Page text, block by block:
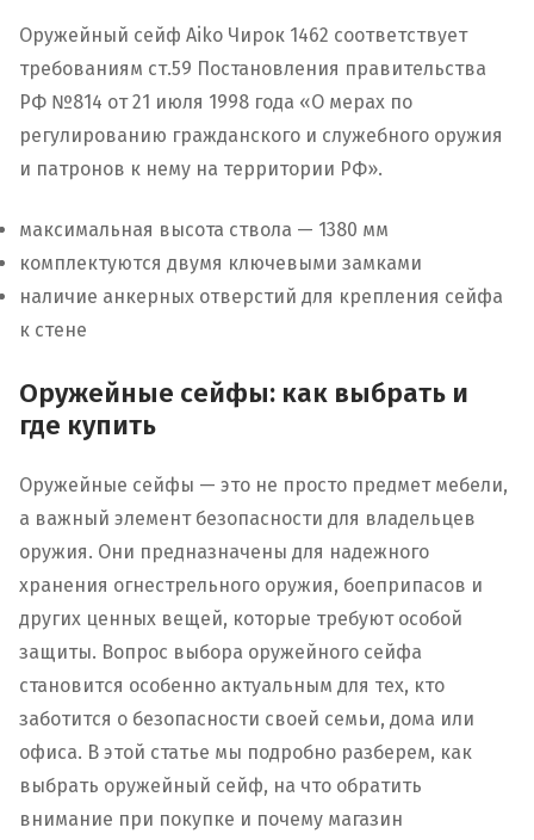
Оружейный сейф Aiko Чирок 1462 соответствует
требованиям ст.59 Постановления правительства
РФ №814 от 21 июля 1998 года «О мерах по
регулированию гражданского и служебного оружия
и патронов к нему на территории РФ».
максимальная высота ствола — 1380 мм
комплектуются двумя ключевыми замками
наличие анкерных отверстий для крепления сейфа
к стене
Оружейные сейфы: как выбрать и
где купить
Оружейные сейфы — это не просто предмет мебели,
а важный элемент безопасности для владельцев
оружия. Они предназначены для надежного
хранения огнестрельного оружия, боеприпасов и
других ценных вещей, которые требуют особой
защиты. Вопрос выбора оружейного сейфа
становится особенно актуальным для тех, кто
заботится о безопасности своей семьи, дома или
офиса. В этой статье мы подробно разберем, как
выбрать оружейный сейф, на что обратить
внимание при покупке и почему магазин